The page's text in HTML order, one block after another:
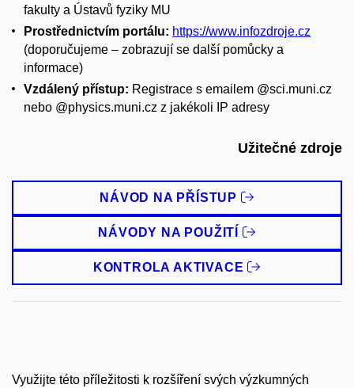
fakulty a Ústavů fyziky MU
Prostřednictvím portálu: https://www.infozdroje.cz
(doporučujeme – zobrazují se další pomůcky a
informace)
Vzdálený přístup: Registrace s emailem @sci.muni.cz
nebo @physics.muni.cz z jakékoli IP adresy
Užitečné zdroje
NÁVOD NA PŘÍSTUP
NÁVODY NA POUŽITÍ
KONTROLA AKTIVACE
Využijte této příležitosti k rozšíření svých výzkumných